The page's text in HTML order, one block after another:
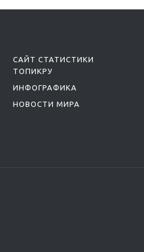
САЙТ СТАТИСТИКИ
ТОПИКРУ
ИНФОГРАФИКА
НОВОСТИ МИРА